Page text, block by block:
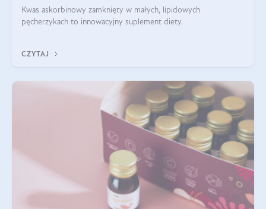
Kwas askorbinowy zamknięty w małych, lipidowych
pęcherzykach to innowacyjny suplement diety.
CZYTAJ